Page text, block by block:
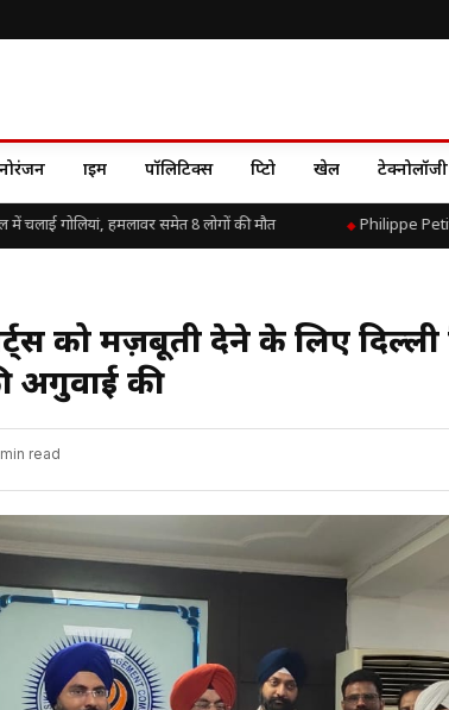
क्राइम पॉलिटिक्स क्रिप्टो खेल टेक्नोलॉजी
गोलियां, हमलावर समेत 8 लोगों की मौत Philippe Petit:
को मज़बूती देने के लिए दिल्ली
अगुवाई की
min read